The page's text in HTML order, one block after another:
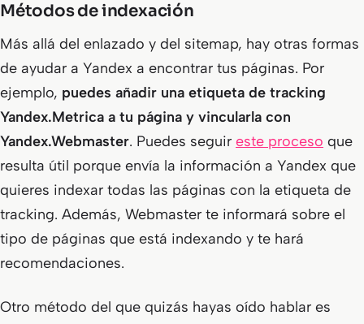
Métodos de indexación
Más allá del enlazado y del sitemap, hay otras formas
de ayudar a Yandex a encontrar tus páginas. Por
ejemplo, puedes añadir una etiqueta de tracking
Yandex.Metrica a tu página y vincularla con
Yandex.Webmaster. Puedes seguir este proceso que
resulta útil porque envía la información a Yandex que
quieres indexar todas las páginas con la etiqueta de
tracking. Además, Webmaster te informará sobre el
tipo de páginas que está indexando y te hará
recomendaciones.
Otro método del que quizás hayas oído hablar es